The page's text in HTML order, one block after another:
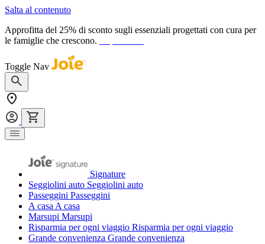
Salta al contenuto
Approfitta del 25% di sconto sugli essenziali progettati con cura per
le famiglie che crescono.
Toggle Nav
Signature
Seggiolini auto Seggiolini auto
Passeggini Passeggini
A casa A casa
Marsupi Marsupi
Risparmia per ogni viaggio Risparmia per ogni viaggio
Grande convenienza Grande convenienza